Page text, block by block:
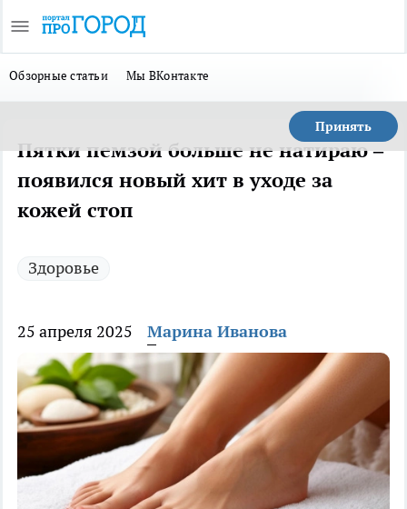
Обзорные статьи Мы ВКонтакте
Принять
Пятки пемзой больше не натираю –
появился новый хит в уходе за
кожей стоп
Здоровье
25 апреля 2025 Марина Иванова